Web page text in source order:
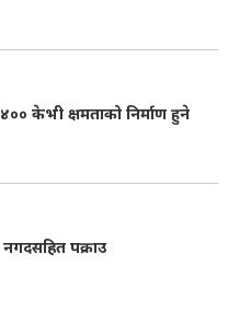
केभी क्षमताको निर्माण हुने
पक्राउ